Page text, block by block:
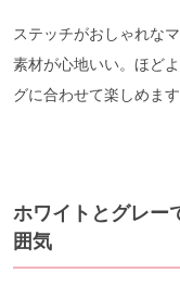
ステッチがおしゃれな
素材が心地いい。ほど
グに合わせて楽しめま
ホワイトとグレー
囲気